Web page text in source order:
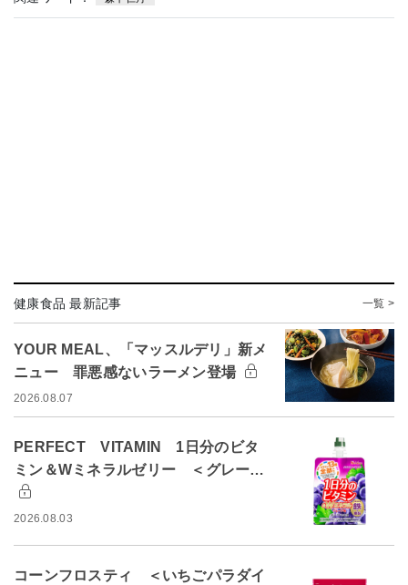
健康食品 最新記事 一覧 >
YOUR MEAL、「マッスルデリ」新メ
ニュー 罪悪感ないラーメン登場
2026.08.07
PERFECT VITAMIN 1日分のビタ
ミン＆Wミネラルゼリー ＜グレー…
2026.08.03
コーンフロスティ ＜いちごパラダイ